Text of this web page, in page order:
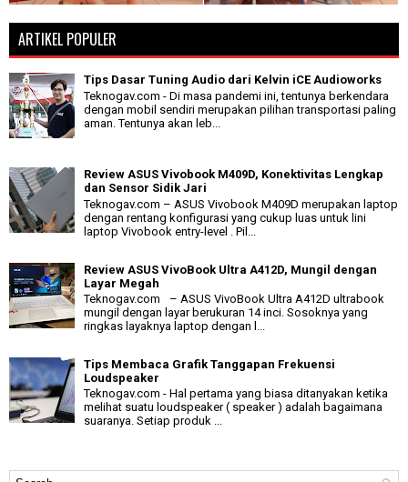
ARTIKEL POPULER
Tips Dasar Tuning Audio dari Kelvin iCE Audioworks
Teknogav.com - Di masa pandemi ini, tentunya berkendara
dengan mobil sendiri merupakan pilihan transportasi paling
aman. Tentunya akan leb...
Review ASUS Vivobook M409D, Konektivitas Lengkap
dan Sensor Sidik Jari
Teknogav.com – ASUS Vivobook M409D merupakan laptop
dengan rentang konfigurasi yang cukup luas untuk lini
laptop Vivobook entry-level . Pil...
Review ASUS VivoBook Ultra A412D, Mungil dengan
Layar Megah
Teknogav.com – ASUS VivoBook Ultra A412D ultrabook
mungil dengan layar berukuran 14 inci. Sosoknya yang
ringkas layaknya laptop dengan l...
Tips Membaca Grafik Tanggapan Frekuensi
Loudspeaker
Teknogav.com - Hal pertama yang biasa ditanyakan ketika
melihat suatu loudspeaker ( speaker ) adalah bagaimana
suaranya. Setiap produk ...